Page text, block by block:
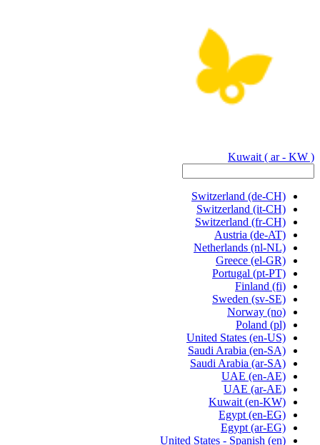
Kuwait ( ar - KW )
Switzerland (de-CH)
Switzerland (it-CH)
Switzerland (fr-CH)
Austria (de-AT)
Netherlands (nl-NL)
Greece (el-GR)
Portugal (pt-PT)
Finland (fi)
Sweden (sv-SE)
Norway (no)
Poland (pl)
United States (en-US)
Saudi Arabia (en-SA)
Saudi Arabia (ar-SA)
UAE (en-AE)
UAE (ar-AE)
Kuwait (en-KW)
Egypt (en-EG)
Egypt (ar-EG)
United States - Spanish (en)